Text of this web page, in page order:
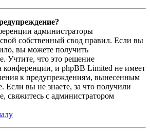
администраторы
собственный свод правил. Если вы
вы можете получить
Учтите, что это решение
конференции, и phpBB Limited не имеет
к предупреждениям, вынесенным
Если вы не знаете, за что получили
свяжитесь с администратором